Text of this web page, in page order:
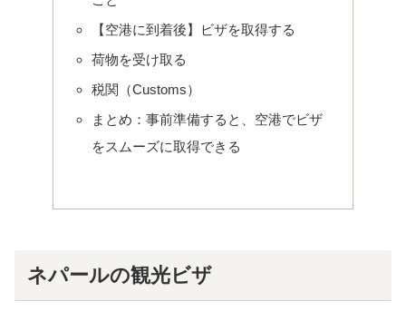
【空港に到着後】ビザを取得する
荷物を受け取る
税関（Customs）
まとめ：事前準備すると、空港でビザ
をスムーズに取得できる
ネパールの観光ビザ